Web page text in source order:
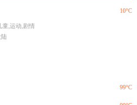
10°C
童,运动,剧情
99°C